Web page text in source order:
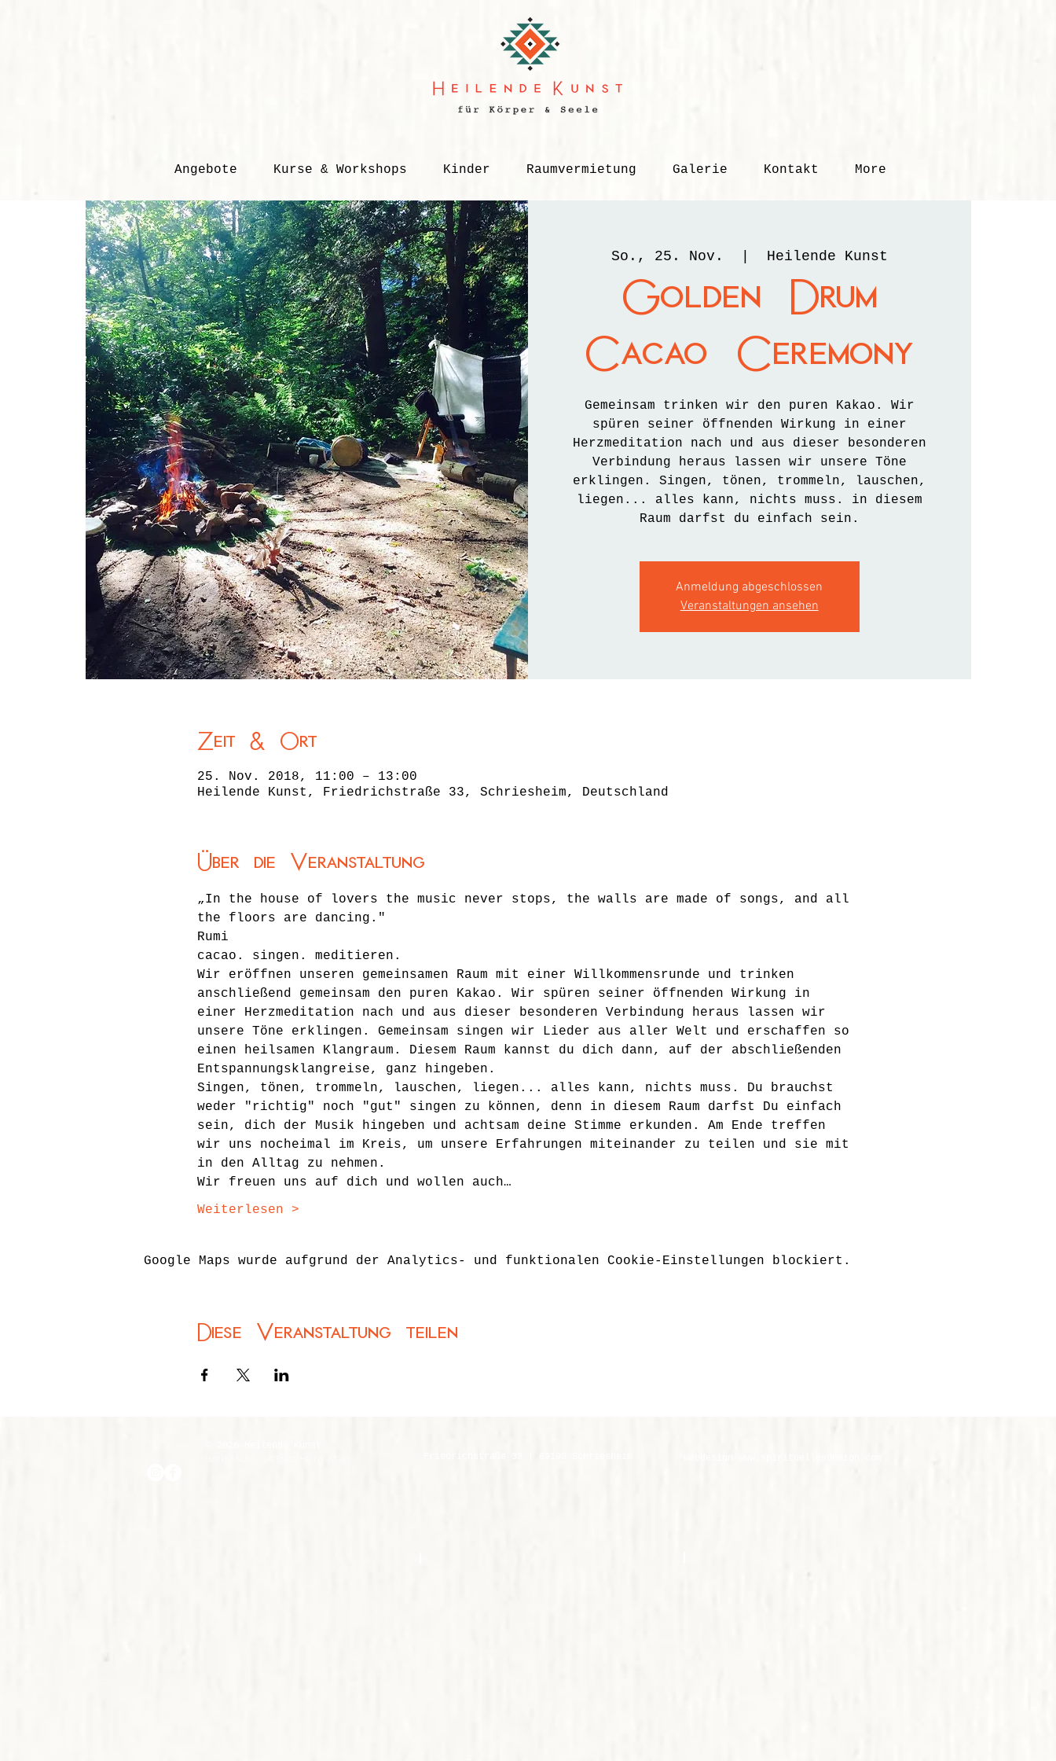
Angebote Kurse & Workshops Kinder Raumvermietung Galerie Kontakt More
So., 25. Nov. Heilende Kunst
Golden Drum
Cacao Ceremony
Gemeinsam trinken wir den puren Kakao. Wir
spüren seiner öffnenden Wirkung in einer
Herzmeditation nach und aus dieser besonderen
Verbindung heraus lassen wir unsere Töne
erklingen. Singen, tönen, trommeln, lauschen,
liegen... alles kann, nichts muss. in diesem
Raum darfst du einfach sein.
Anmeldung abgeschlossen
Veranstaltungen ansehen
Zeit & Ort
25. Nov. 2018, 11:00 – 13:00
Heilende Kunst, Friedrichstraße 33, Schriesheim, Deutschland
Über die Veranstaltung
„In the house of lovers the music never stops, the walls are made of songs, and all
the floors are dancing."
Rumi
cacao. singen. meditieren.
Wir eröffnen unseren gemeinsamen Raum mit einer Willkommensrunde und trinken
anschließend gemeinsam den puren Kakao. Wir spüren seiner öffnenden Wirkung in
einer Herzmeditation nach und aus dieser besonderen Verbindung heraus lassen wir
unsere Töne erklingen. Gemeinsam singen wir Lieder aus aller Welt und erschaffen so
einen heilsamen Klangraum. Diesem Raum kannst du dich dann, auf der abschließenden
Entspannungsklangreise, ganz hingeben.
Singen, tönen, trommeln, lauschen, liegen... alles kann, nichts muss. Du brauchst
weder "richtig" noch "gut" singen zu können, denn in diesem Raum darfst Du einfach
sein, dich der Musik hingeben und achtsam deine Stimme erkunden. Am Ende treffen
wir uns nocheimal im Kreis, um unsere Erfahrungen miteinander zu teilen und sie mit
in den Alltag zu nehmen.
Wir freuen uns auf dich und wollen auch…
Weiterlesen >
Google Maps wurde aufgrund der Analytics- und funktionalen Cookie-Einstellungen blockiert.
Diese Veranstaltung teilen